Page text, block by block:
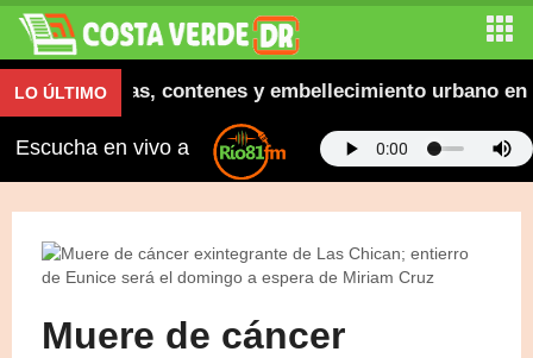
LO ÚLTIMO
aceras, contenes y embellecimiento urbano en El
Escucha en vivo a
Muere de cáncer